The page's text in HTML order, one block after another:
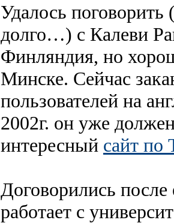
Удалось поговорить
долго…) с Калеви
Финляндия, но
Минске. Сейчас
пользователей на
2002г. он уже
интересный сайт по
Договорились после
работает с